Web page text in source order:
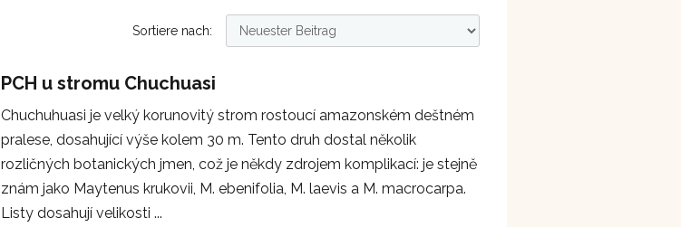
Sortiere nach:
PCH u stromu Chuchuasi
Chuchuhuasi je velký korunovitý strom rostoucí amazonském deštném
pralese, dosahující výše kolem 30 m. Tento druh dostal několik
rozličných botanických jmen, což je někdy zdrojem komplikací: je stejně
znám jako Maytenus krukovii, M. ebenifolia, M. laevis a M. macrocarpa.
Listy dosahují velikosti ...